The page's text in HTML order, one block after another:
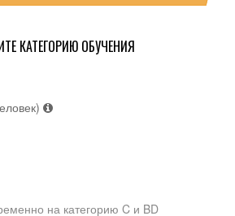
КАТЕГОРИЮ ОБУЧЕНИЯ
на категорию C и BD